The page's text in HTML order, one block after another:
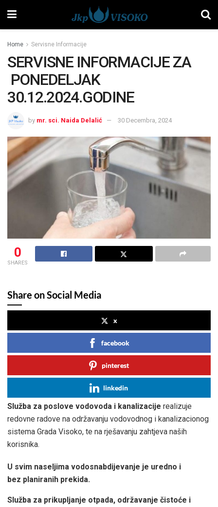
Home Servisne Informacije
SERVISNE INFORMACIJE ZA
PONEDELJAK
30.12.2024.GODINE
by mr. sci. Naida Delalić 30 Decembra, 2024
0
SHARES
Share on Social Media
x
facebook
pinterest
linkedin
Služba za poslove vodovoda i kanalizacije realizuje
redovne radove na održavanju vodovodnog i kanalizacionog
sistema Grada Visoko, te na rješavanju zahtjeva naših
korisnika.
U svim naseljima vodosnabdijevanje je uredno i
bez planiranih prekida.
Služba za prikupljanje otpada, održavanje čistoće i